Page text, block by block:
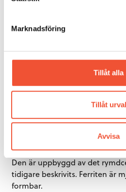
Marknadsföring
Tillåt alla
Tillåt urval
Avvisa
Vid mycket låga kolhalter,
vid rumstemperatur nästan
eller α-järn (alfa-järn).
Den är uppbyggd av det
tidigare beskrivits. Ferriten är
formbar.